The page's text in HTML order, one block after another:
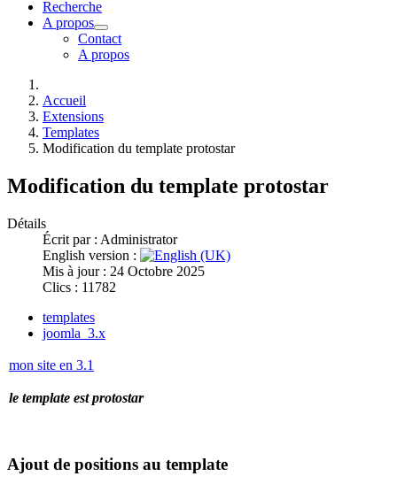
Recherche
A propos
Contact
A propos
Accueil
Extensions
Templates
Modification du template protostar
Modification du template protostar
Détails
Écrit par : Administrator
English version :
Mis à jour : 24 Octobre 2025
Clics : 11782
templates
joomla_3.x
mon site en 3.1
le template est protostar
Ajout de positions au template